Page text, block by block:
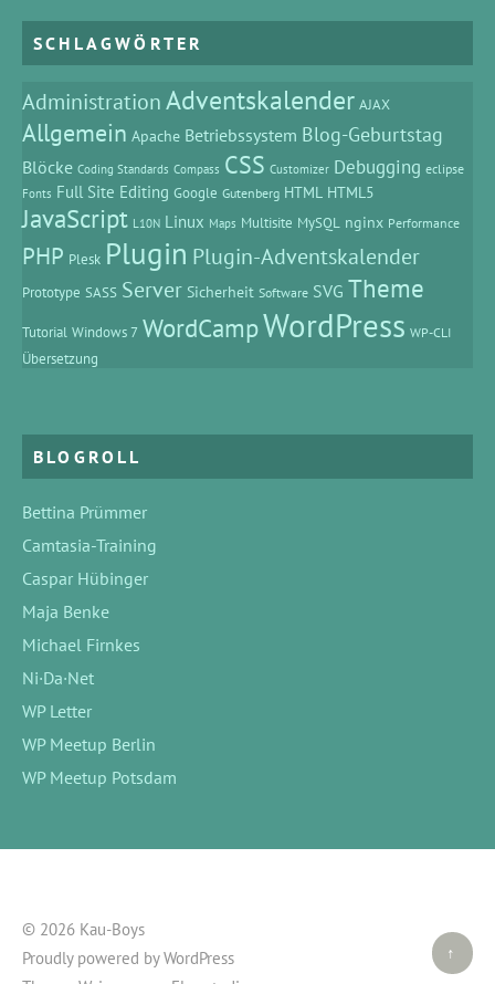
SCHLAGWÖRTER
AdministrationAdventskalender AJAX
Allgemein Apache Betriebssystem Blog-Geburtstag
Blöcke Coding Standards Compass CSS Customizer Debugging eclipse
Fonts Full Site Editing Google Gutenberg HTML HTML5
JavaScript L10N Linux Maps Multisite MySQL nginx Performance
PHP Plesk Plugin Plugin-Adventskalender
Prototype SASS Server Sicherheit Software SVG Theme
Tutorial Windows 7 WordCampWordPress WP-CLI
Übersetzung
BLOGROLL
Bettina Prümmer
Camtasia-Training
Caspar Hübinger
Maja Benke
Michael Firnkes
Ni·Da·Net
WP Letter
WP Meetup Berlin
WP Meetup Potsdam
© 2026 Kau-Boys
Proudly powered byWordPress
Top ↑